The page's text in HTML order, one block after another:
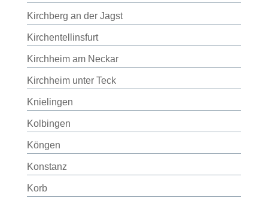
Kirchberg an der Jagst
Kirchentellinsfurt
Kirchheim am Neckar
Kirchheim unter Teck
Knielingen
Kolbingen
Köngen
Konstanz
Korb